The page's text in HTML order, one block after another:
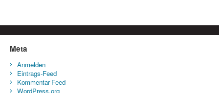
Meta
Anmelden
Eintrags-Feed
Kommentar-Feed
WordPress.org